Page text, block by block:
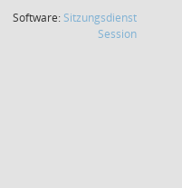
Software: Sitzungsdienst
Session(Wird in